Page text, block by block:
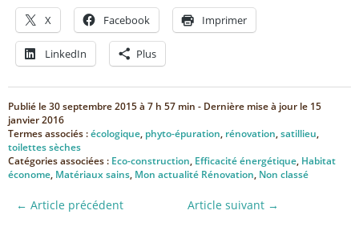
X Facebook Imprimer
LinkedIn Plus
Publié le30 septembre 2015 à 7 h 57 min - Dernière mise à jour le 15
janvier 2016
Termes associés :écologique, phyto-épuration, rénovation,satillieu,
toilettes sèches
Catégories associées : Eco-construction, Efficacité énergétique, Habitat
économe, Matériaux sains, Mon actualité Rénovation, Non classé
← Article précédent Article suivant →